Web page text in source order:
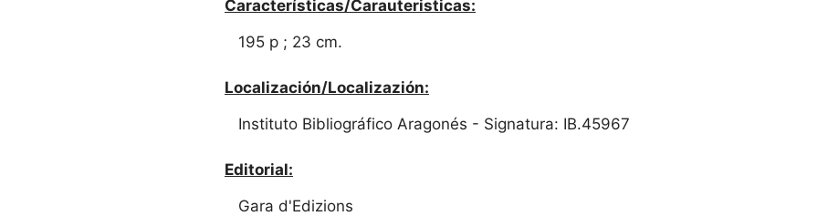
Características/Carauteristicas:
195 p ; 23 cm.
Localización/Localizazión:
Instituto Bibliográfico Aragonés - Signatura: IB.45967
Editorial:
Gara d'Edizions